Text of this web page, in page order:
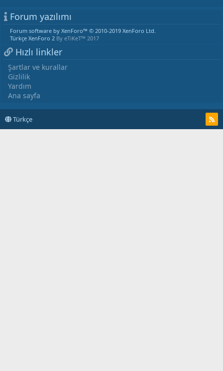
Forum yazılımı
Forum software by XenForo™ © 2010-2019 XenForo Ltd.
Türkçe XenForo 2 By eTiKeT™ 2017
Hızlı linkler
Şartlar ve kurallar
Gizlilik
Yardım
Ana sayfa
Türkçe